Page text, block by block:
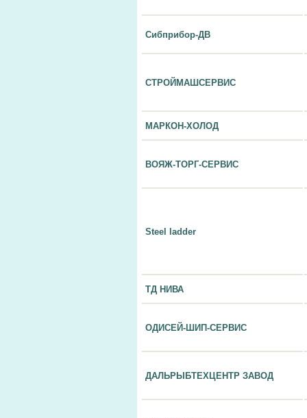
Сибприбор-ДВ
СТРОЙМАШСЕРВИС
МАРКОН-ХОЛОД
ВОЯЖ-ТОРГ-СЕРВИС
Steel ladder
ТД НИВА
ОДИСЕЙ-ШИП-СЕРВИС
ДАЛЬРЫБТЕХЦЕНТР ЗАВОД